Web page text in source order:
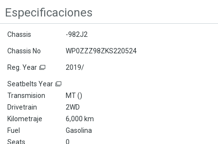
Especificaciones
Chassis -982J2
Chassis No WP0ZZZ98ZKS220524
Reg. Year 2019/
Seatbelts Year
Transmision
MT ()
Drivetrain
2WD
Kilometraje
6,000 km
Fuel
Gasolina
Seats
0